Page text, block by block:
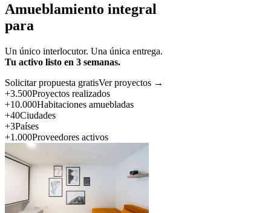
Amueblamiento integral
para
Un único interlocutor. Una única entrega.
Tu activo listo en 3 semanas.
Solicitar propuesta gratisVer proyectos →
+3.500Proyectos realizados
+10.000Habitaciones amuebladas
+40Ciudades
+3Países
+1.000Proveedores activos